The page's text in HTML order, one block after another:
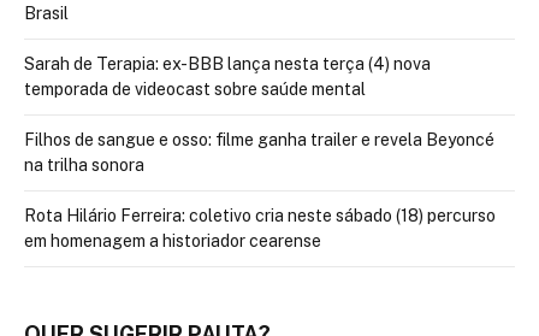
Brasil
Sarah de Terapia: ex-BBB lança nesta terça (4) nova
temporada de videocast sobre saúde mental
Filhos de sangue e osso: filme ganha trailer e revela Beyoncé
na trilha sonora
Rota Hilário Ferreira: coletivo cria neste sábado (18) percurso
em homenagem a historiador cearense